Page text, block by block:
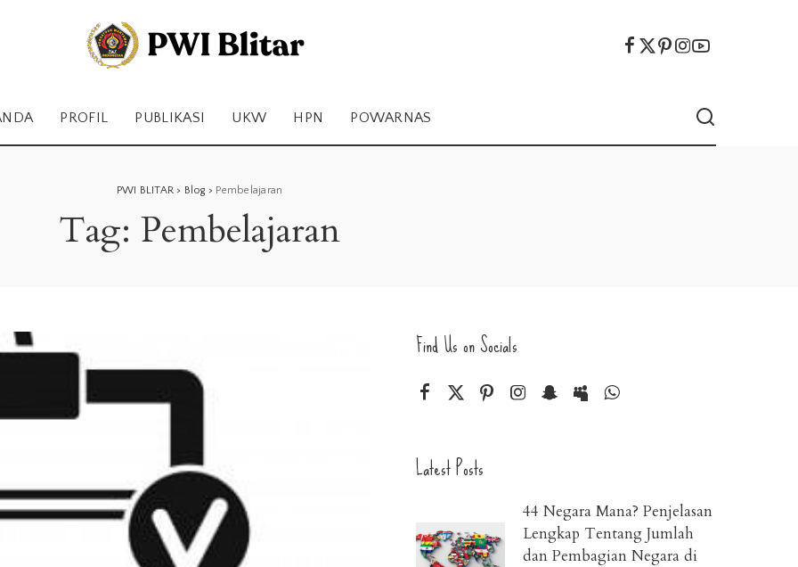
PROFIL PUBLIKASI UKW HPN POWARNAS
PWI BLITAR > Blog > Pembelajaran
Tag: Pembelajaran
Find Us on Socials
Latest Posts
44 Negara Mana? Penjelasan
Lengkap Tentang Jumlah
dan Pembagian Negara di